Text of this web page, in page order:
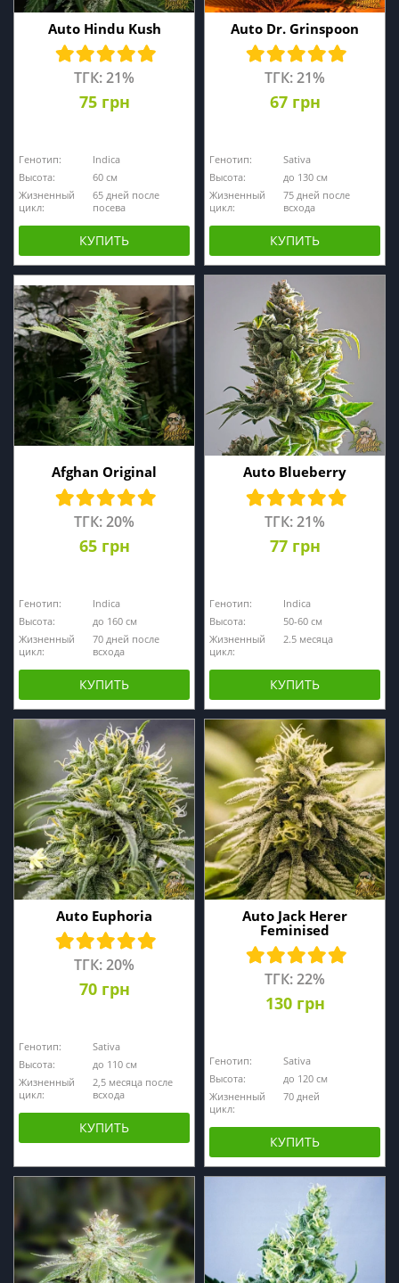
Auto Hindu Kush
ТГК: 21%
75 грн
Генотип:
Indica
Высота:
60 см
Жизненный
цикл:
65 дней после
посева
КУПИТЬ
Auto Dr. Grinspoon
ТГК: 21%
67 грн
Генотип:
Sativa
Высота:
до 130 см
Жизненный
цикл:
75 дней после
всхода
КУПИТЬ
Afghan Original
ТГК: 20%
65 грн
Генотип:
Indica
Высота:
до 160 см
Жизненный
цикл:
70 дней после
всхода
КУПИТЬ
Auto Blueberry
ТГК: 21%
77 грн
Генотип:
Indica
Высота:
50-60 см
Жизненный
цикл:
2.5 месяца
КУПИТЬ
Auto Euphoria
ТГК: 20%
70 грн
Генотип:
Sativa
Высота:
до 110 см
Жизненный
цикл:
2,5 месяца после
всхода
КУПИТЬ
Auto Jack Herer
Feminised
ТГК: 22%
130 грн
Генотип:
Sativa
Высота:
до 120 см
Жизненный
цикл:
70 дней
КУПИТЬ